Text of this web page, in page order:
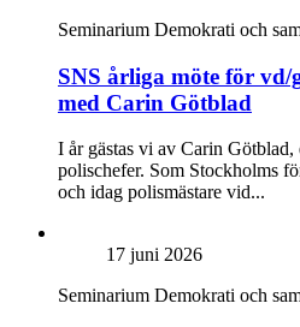
Seminarium Demokrati och
SNS årliga möte för vd/
med Carin Götblad
I år gästas vi av Carin Götblad,
polischefer. Som Stockholms
och idag polismästare vid...
17 juni 2026
Seminarium Demokrati och